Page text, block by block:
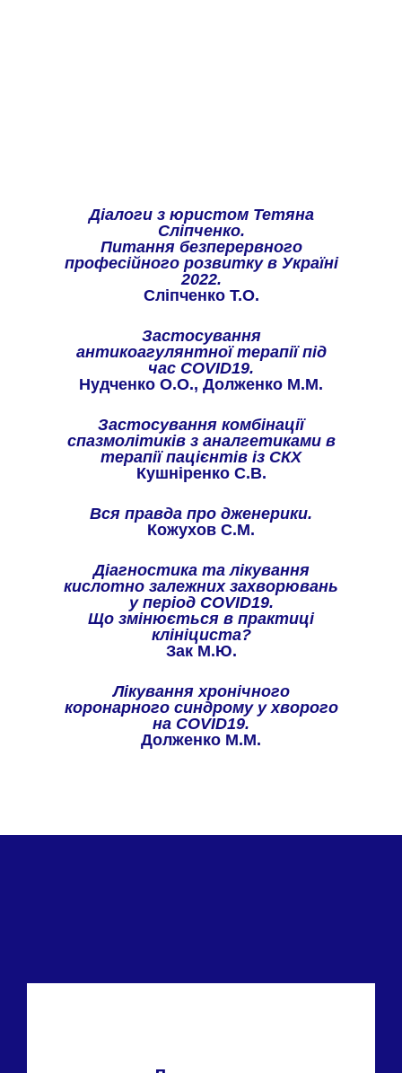
Діалоги з юристом Тетяна
Сліпченко.
Питання безперервного
професійного розвитку в Україні
2022.
Сліпченко Т.О.
Застосування
антикоагулянтної терапії під
час COVID19.
Нудченко О.О., Долженко М.М.
Застосування комбінації
спазмолітиків з аналгетиками в
терапії пацієнтів із СКХ
Кушніренко С.В.
Вся правда про дженерики.
Кожухов С.М.
Діагностика та лікування
кислотно залежних захворювань
у період COVID19.
Що змінюється в практиці
клініциста?
Зак М.Ю.
Лікування хронічного
коронарного синдрому у хворого
на COVID19.
Долженко М.М.